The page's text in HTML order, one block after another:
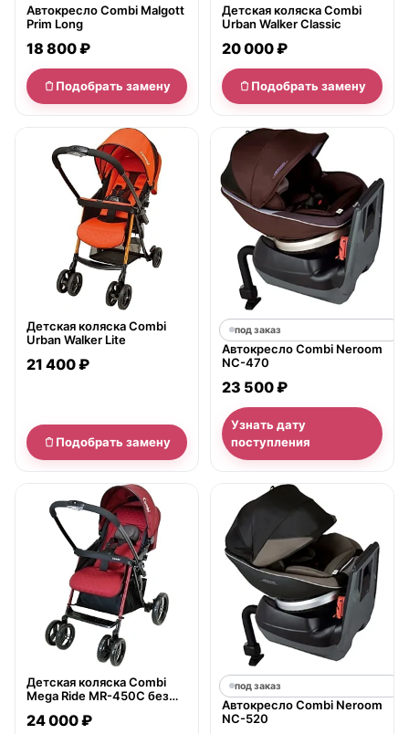
Автокресло Combi Malgott
Prim Long
18 800 ₽
Подобрать замену
Детская коляска Combi
Urban Walker Classic
20 000 ₽
Подобрать замену
нет в продаже
Детская коляска Combi
Urban Walker Lite
21 400 ₽
Подобрать замену
под заказ
Автокресло Combi Neroom
NC-470
23 500 ₽
Узнать дату
поступления
нет в продаже
Детская коляска Combi
Mega Ride MR-450C без
24 000 ₽
под заказ
Автокресло Combi Neroom
NC-520